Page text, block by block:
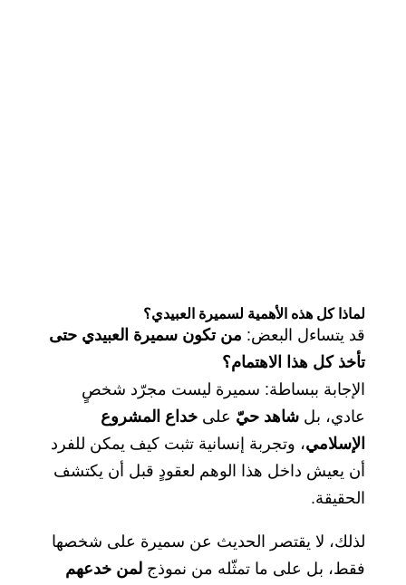
لماذا كل هذه الأهمية لسميرة العبيدي؟
قد يتساءل البعض: من تكون سميرة العبيدي حتى
تأخذ كل هذا الاهتمام؟
الإجابة ببساطة: سميرة ليست مجرّد شخصٍ
عادي، بل شاهد حيّ على خداع المشروع
الإسلامي، وتجربة إنسانية تثبت كيف يمكن للفرد
أن يعيش داخل هذا الوهم لعقودٍ قبل أن يكتشف
الحقيقة.
لذلك، لا يقتصر الحديث عن سميرة على شخصها
فقط، بل على ما تمثّله من نموذج لمن خدعهم